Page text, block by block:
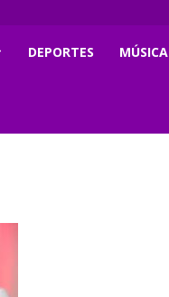
DEPORTES MÚSICA